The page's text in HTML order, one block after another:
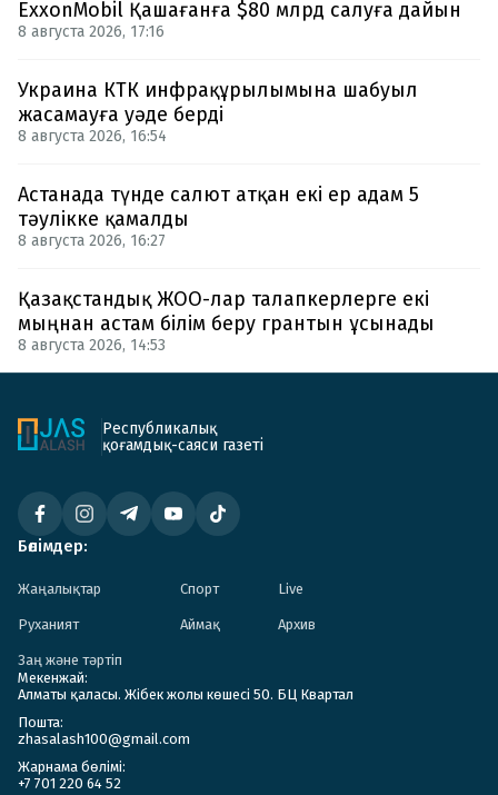
ExxonMobil Қашағанға $80 млрд салуға дайын
8 августа 2026, 17:16
Украина КТК инфрақұрылымына шабуыл
жасамауға уәде берді
8 августа 2026, 16:54
Астанада түнде салют атқан екі ер адам 5
тәулікке қамалды
8 августа 2026, 16:27
Қазақстандық ЖОО-лар талапкерлерге екі
мыңнан астам білім беру грантын ұсынады
8 августа 2026, 14:53
Республикалық
қоғамдық-саяси газеті
Бөлімдер:
Жаңалықтар Спорт Live
Руханият Аймақ Архив
Заң және тәртіп
Мекенжай:
Алматы қаласы. Жібек жолы көшесі 50. БЦ Квартал
Пошта:
zhasalash100@gmail.com
Жарнама бөлімі:
+7 701 220 64 52